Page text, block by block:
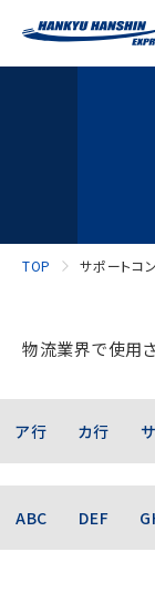
TOP サポートコ
物流業界で使用
ア行 カ行
ABC DEF